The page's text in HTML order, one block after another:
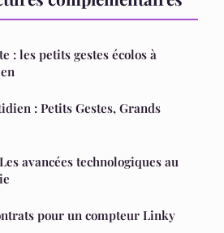
: les petits gestes écolos à
: Petits Gestes, Grands
avancées technologiques au
pour un compteur Linky